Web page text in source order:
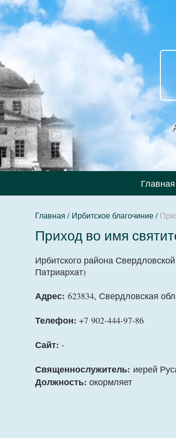
Главная
Главная / Ирбитское благочиние/
Приход во имя
Ирбитского района
Патриархат)
Адрес: 623834, Свердловская
Телефон: +7 902-444-97-86
Сайт: -
Священнослужитель: иерей
Должность: окормляет